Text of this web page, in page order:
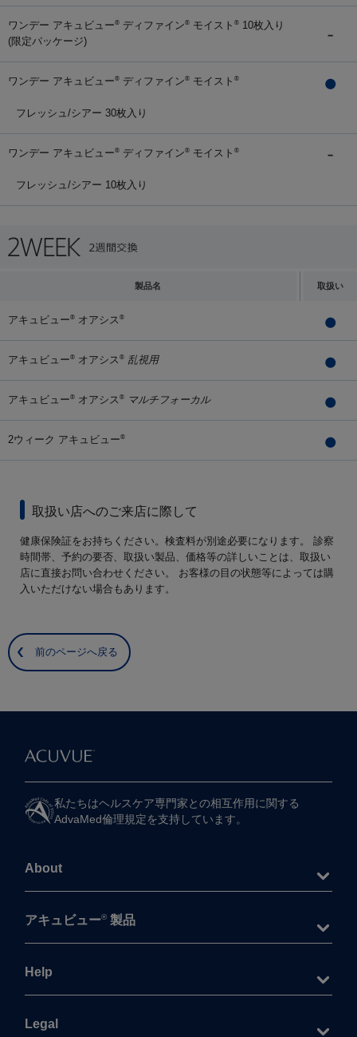
ワンデー アキュビュー® ディファイン® モイスト ® 10枚入り
(限定パッケージ)
ワンデー アキュビュー® ディファイン® モイスト ®
フレッシュ/シアー 30枚入り
ワンデー アキュビュー® ディファイン® モイスト ®
フレッシュ/シアー 10枚入り
製品名 取扱い
アキュビュー® オアシス ®
アキュビュー® オアシス ® 乱視用
アキュビュー® オアシス ® マルチフォーカル
2ウィーク アキュビュー®
取扱い店へのご来店に際して
健康保険証をお持ちください。検査料が別途必要になります。 診察
時間帯、予約の要否、取扱い製品、価格等の詳しいことは、取扱い
店に直接お問い合わせください。 お客様の目の状態等によっては購
入いただけない場合もあります。
前のページへ戻る
私たちは​ヘルスケア専門家との​相互作用に​関する​
AdvaMed倫理規定を​支持しています。
About
アキュビュー® 製品
Help
Legal